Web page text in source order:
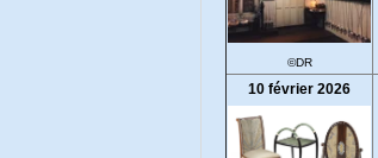
©DR
10 février 2026